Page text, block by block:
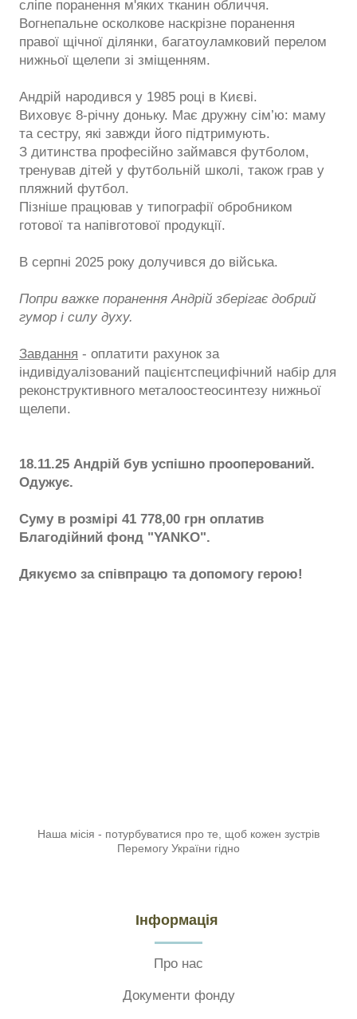
сліпе поранення м'яких тканин обличчя.
Вогнепальне осколкове наскрізне поранення
правої щічної ділянки, багатоуламковий перелом
нижньої щелепи зі зміщенням.
Андрій народився у 1985 році в Києві.
Виховує 8-річну доньку. Має дружну сім’ю: маму
та сестру, які завжди його підтримують.
З дитинства професійно займався футболом,
тренував дітей у футбольній школі, також грав у
пляжний футбол.
Пізніше працював у типографії обробником
готової та напівготової продукції.
В серпні 2025 року долучився до війська.
Попри важке поранення Андрій зберігає добрий
гумор і силу духу.
Завдання - оплатити рахунок за
індивідуалізований пацієнтспецифічний набір для
реконструктивного металоостеосинтезу нижньої
щелепи.
18.11.25 Андрій був успішно прооперований.
Одужує.
Суму в розмірі 41 778,00 грн оплатив
Благодійний фонд "YANKO".
Дякуємо за співпрацю та допомогу герою!
Наша місія - потурбуватися про те, щоб кожен зустрів
Перемогу України гідно
Інформація
Про нас
Документи фонду